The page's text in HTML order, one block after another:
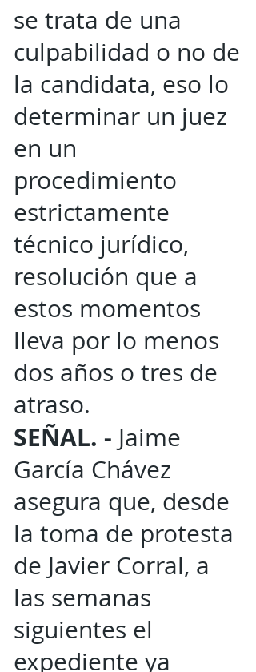
se trata de una
culpabilidad o no de
la candidata, eso lo
determinar un juez
en un
procedimiento
estrictamente
técnico jurídico,
resolución que a
estos momentos
lleva por lo menos
dos años o tres de
atraso.
SEÑAL. - Jaime
García Chávez
asegura que, desde
la toma de protesta
de Javier Corral, a
las semanas
siguientes el
expediente ya